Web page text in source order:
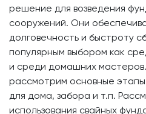
решение для возведения
сооружений. Они
долговечность и быстроту
популярным выбором как
и среди домашних
рассмотрим основные этапы
для дома, забора и т.п.
использования свайных